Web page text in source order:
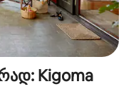
Kigoma